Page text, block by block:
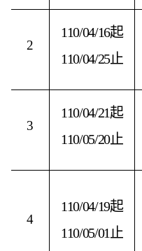
2
110/04/16起
110/04/25止
3
110/04/21起
110/05/20止
4
110/04/19起
110/05/01 止